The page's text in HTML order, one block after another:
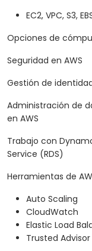
EC2, VPC, S3,
Opciones de
Seguridad en AWS
Gestión de
Administración de
en AWS
Trabajo con
Service (RDS)
Herramientas de
Auto Scaling
CloudWatch
Elastic Load
Trusted Advisor